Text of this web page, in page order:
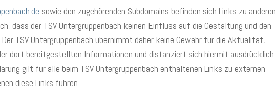
sowie den zugehörenden Subdomains befinden sich Links zu anderen
dass der TSV Untergruppenbach keinen Einfluss auf die Gestaltung und den
TSV Untergruppenbach übernimmt daher keine Gewähr für die Aktualität,
dort bereitgestellten Informationen und distanziert sich hiermit ausdrücklich
gilt für alle beim TSV Untergruppenbach enthaltenen Links zu externen
diese Links führen.